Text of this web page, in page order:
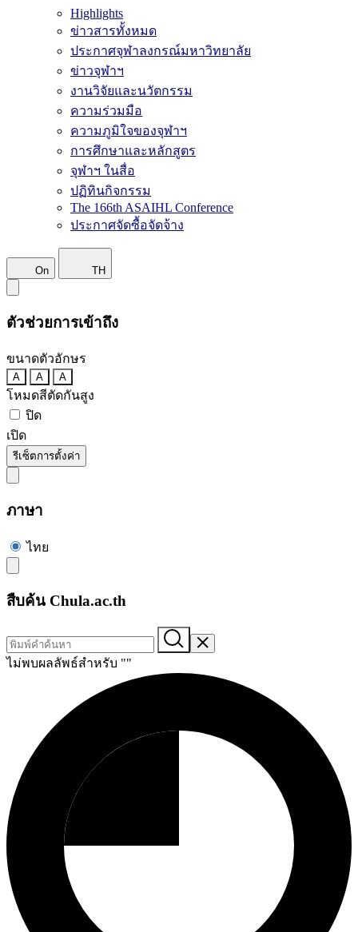
Highlights
ข่าวสารทั้งหมด
ประกาศจุฬาลงกรณ์มหาวิทยาลัย
ข่าวจุฬาฯ
งานวิจัยและนวัตกรรม
ความร่วมมือ
ความภูมิใจของจุฬาฯ
การศึกษาและหลักสูตร
จุฬาฯ ในสื่อ
ปฏิทินกิจกรรม
The 166th ASAIHL Conference
ประกาศจัดซื้อจัดจ้าง
On TH
ตัวช่วยการเข้าถึง
ขนาดตัวอักษร
A A A
โหมดสีตัดกันสูง
ปิด
เปิด
รีเซ็ตการตั้งค่า
ภาษา
ไทย
สืบค้น Chula.ac.th
ไม่พบผลลัพธ์สำหรับ ""